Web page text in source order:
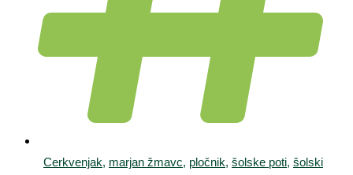
Cerkvenjak, marjan žmavc, pločnik, šolske poti, šolski